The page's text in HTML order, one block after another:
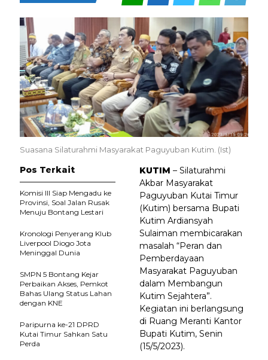
Suasana Silaturahmi Masyarakat Paguyuban Kutim. (Ist)
KUTIM – Silaturahmi
Akbar Masyarakat
Paguyuban Kutai Timur
(Kutim) bersama Bupati
Kutim Ardiansyah
Sulaiman membicarakan
masalah “Peran dan
Pemberdayaan
Masyarakat Paguyuban
dalam Membangun
Kutim Sejahtera”.
Kegiatan ini berlangsung
di Ruang Meranti Kantor
Bupati Kutim, Senin
(15/5/2023).
Pos Terkait
Komisi III Siap Mengadu ke
Provinsi, Soal Jalan Rusak
Menuju Bontang Lestari
Kronologi Penyerang Klub
Liverpool Diogo Jota
Meninggal Dunia
SMPN 5 Bontang Kejar
Perbaikan Akses, Pemkot
Bahas Ulang Status Lahan
dengan KNE
Paripurna ke-21 DPRD
Kutai Timur Sahkan Satu
Perda